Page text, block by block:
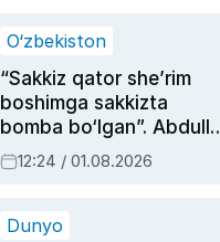
O‘zbekiston
“Sakkiz qator she’rim
boshimga sakkizta
bomba bo‘lgan”. Abdulla
Oripovni siyosiy
ayblovlardan asrab
12:24 / 01.08.2026
Dunyo